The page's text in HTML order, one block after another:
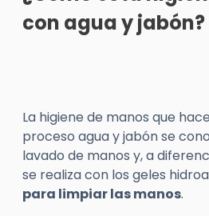
con agua y jabón?
La higiene de manos que
proceso agua y jabón se
lavado de manos y, a
se realiza con los geles
para limpiar las manos.